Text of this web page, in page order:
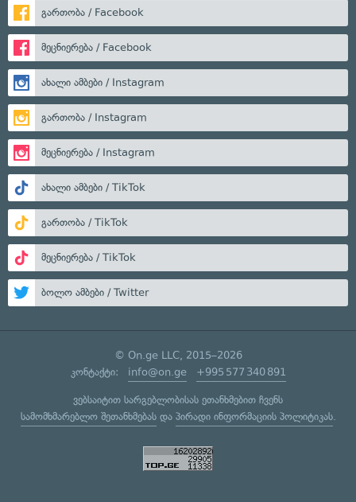
გართობა / Facebook
მეცნიერება / Facebook
ახალი ამბები / Instagram
გართობა / Instagram
მეცნიერება / Instagram
ახალი ამბები / TikTok
გართობა / TikTok
მეცნიერება / TikTok
ბოლო ამბები / Twitter
© On.ge LLC, 2015–2026
კონტაქტი: info@on.ge +995 577 340 891
ვებსაიტით სარგებლობისას ეთანხმებით ჩვენს
სამომხმარებლო შეთანხმებასდა პირადი ინფორმაციის პოლიტიკას.